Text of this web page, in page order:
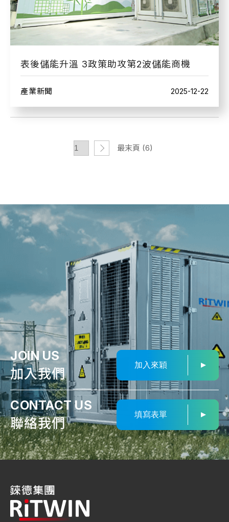
表後儲能升溫 3政策助攻第2波儲能商機
產業新聞 2025-12-22
最末頁 (6)
JOIN US
加入我們
加入來穎
CONTACT US
聯絡我們
填寫表單